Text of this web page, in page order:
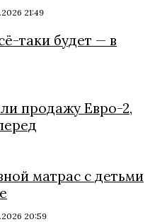
21:49
таки будет — в
продажу Евро-2,
матрас с детьми
20:59